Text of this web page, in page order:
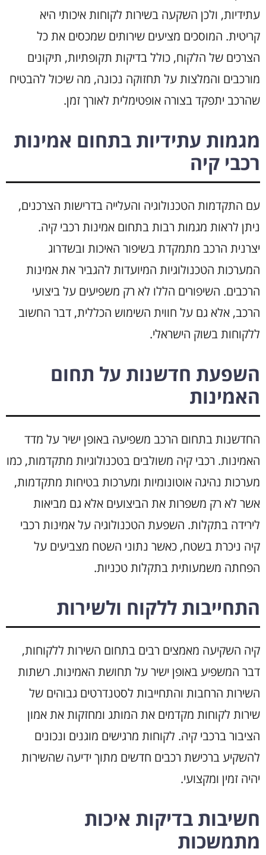
עתידיות, ולכן השקעה בשירות לקוחות איכותי היא
קריטית. המוסכים מציעים שירותים שמכסים את כל
הצרכים של הלקוח, כולל בדיקות תקופתיות, תיקונים
מורכבים והמלצות על תחזוקה נכונה, מה שיכול להבטיח
שהרכב יתפקד בצורה אופטימלית לאורך זמן.
מגמות עתידיות בתחום אמינות
רכבי קיה
עם התקדמות הטכנולוגיה והעלייה בדרישות הצרכנים,
ניתן לראות מגמות רבות בתחום אמינות רכבי קיה.
יצרנית הרכב מתמקדת בשיפור האיכות ובשדרוג
המערכות הטכנולוגיות המיועדות להגביר את אמינות
הרכבים. השיפורים הללו לא רק משפיעים על ביצועי
הרכב, אלא גם על חווית השימוש הכללית, דבר החשוב
ללקוחות בשוק הישראלי.
השפעת חדשנות על תחום
האמינות
החדשנות בתחום הרכב משפיעה באופן ישיר על מדד
האמינות. רכבי קיה משולבים בטכנולוגיות מתקדמות, כמו
מערכות נהיגה אוטונומיות ומערכות בטיחות מתקדמות,
אשר לא רק משפרות את הביצועים אלא גם מביאות
לירידה בתקלות. השפעת הטכנולוגיה על אמינות רכבי
קיה ניכרת בשטח, כאשר נתוני השטח מצביעים על
הפחתה משמעותית בתקלות טכניות.
התחייבות ללקוח ולשירות
קיה השקיעה מאמצים רבים בתחום השירות ללקוחות,
דבר המשפיע באופן ישיר על תחושת האמינות. רשתות
השירות הרחבות והתחייבות לסטנדרטים גבוהים של
שירות לקוחות מקדמים את המותג ומחזקות את אמון
הציבור ברכבי קיה. לקוחות מרגישים מוגנים ונכונים
להשקיע ברכישת רכבים חדשים מתוך ידיעה שהשירות
יהיה זמין ומקצועי.
חשיבות בדיקות איכות
מתמשכות